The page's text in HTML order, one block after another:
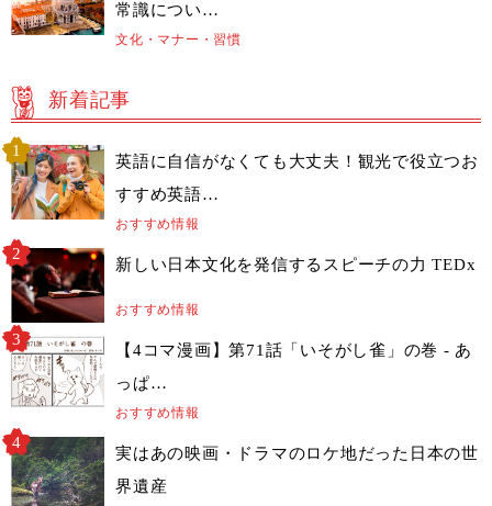
常識につい…
文化・マナー・習慣
新着記事
英語に自信がなくても大丈夫！観光で役立つお
すすめ英語…
おすすめ情報
新しい日本文化を発信するスピーチの力 TEDx
おすすめ情報
【4コマ漫画】第71話「いそがし雀」の巻 - あ
っぱ…
おすすめ情報
実はあの映画・ドラマのロケ地だった日本の世
界遺産